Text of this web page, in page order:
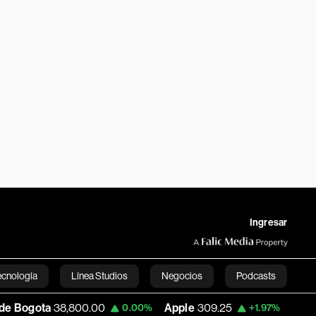
Ingresar
Línea Studios Negocios Podcasts
English0.00% Apple 309.25 +1.97% USD COP 3,195.99